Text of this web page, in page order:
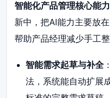
智能化产品管理核心能力
新中，把AI能力主要放
帮助产品经理减少手工
智能需求起草与补全
法，系统能自动扩展